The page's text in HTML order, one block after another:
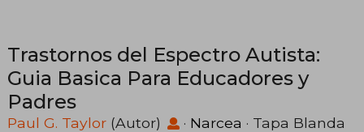
Trastornos del Espectro Autista:
Guia Basica Para Educadores y
Padres
Paul G. Taylor (Autor) · Narcea · Tapa Blanda